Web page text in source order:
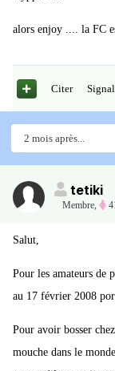
alors enjoy .... la FC
Citer
2 mois après...
tetiki
Membre,
Salut,
Pour les amateurs de
au 17 février 2008
Pour avoir bosser
mouche dans le